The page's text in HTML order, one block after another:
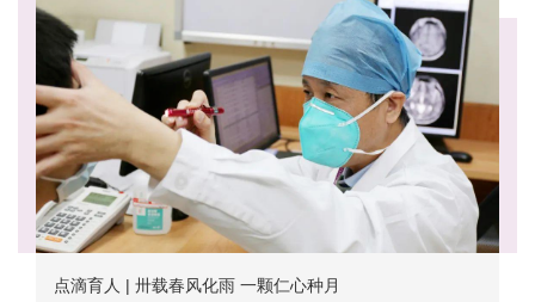
点滴育人 | 卅载春风化雨 一颗仁心种月